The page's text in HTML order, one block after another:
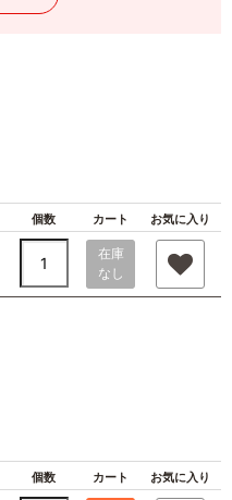
個数 カート お気に入り
在庫
なし
個数 カート お気に入り